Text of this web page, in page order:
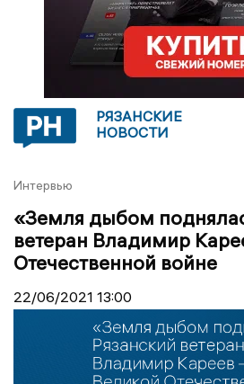
РЯЗАНСКИЕ
НОВОСТИ
Интервью
«Земля дыбом
ветеран Владимир
Отечественной войне
22/06/2021 13:00